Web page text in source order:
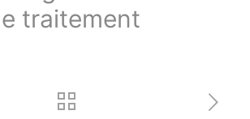
traitement